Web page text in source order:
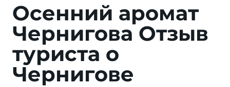
Осенний аромат
Чернигова Отзыв
туриста о
Чернигове